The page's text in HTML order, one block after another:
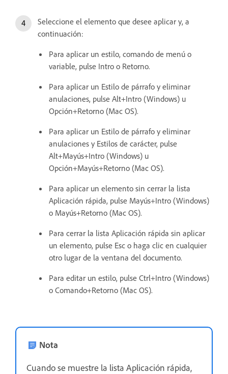
Seleccione el elemento que desee aplicar y, a
continuación:
Para aplicar un estilo, comando de menú o
variable, pulse Intro o Retorno.
Para aplicar un Estilo de párrafo y eliminar
anulaciones, pulse Alt+Intro (Windows) u
Opción+Retorno (Mac OS).
Para aplicar un Estilo de párrafo y eliminar
anulaciones y Estilos de carácter, pulse
Alt+Mayús+Intro (Windows) u
Opción+Mayús+Retorno (Mac OS).
Para aplicar un elemento sin cerrar la lista
Aplicación rápida, pulse Mayús+Intro (Windows)
o Mayús+Retorno (Mac OS).
Para cerrar la lista Aplicación rápida sin aplicar
un elemento, pulse Esc o haga clic en cualquier
otro lugar de la ventana del documento.
Para editar un estilo, pulse Ctrl+Intro (Windows)
o Comando+Retorno (Mac OS).
Nota
Cuando se muestre la lista Aplicación rápida,